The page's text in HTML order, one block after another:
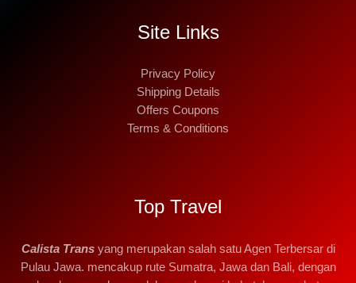
Site Links
Privacy Policy
Shipping Details
Offers Coupons
Terms & Conditions
Top Travel
Calista Transyang merupakan salah satu Agen Terbersar di
Pulau Jawa. mencakup rute Sumatra, Jawa dan Bali, dengan